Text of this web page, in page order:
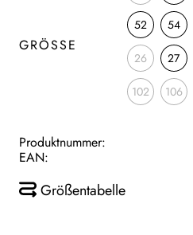
GRÖSSE
52 54
26 27
102 106
Produktnummer:
EAN:
Größentabelle